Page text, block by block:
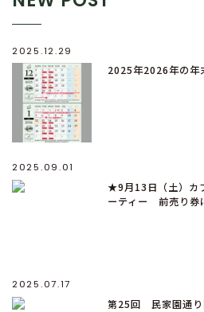
2025.12.29
2025年2026年の年
2025.09.01
★9月13日（土）カ
ーティー 前売り券
2025.07.17
第25回 民家園通